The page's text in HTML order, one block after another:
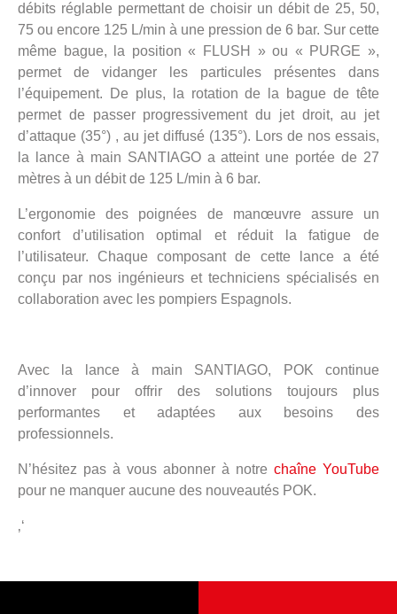
débits réglable permettant de choisir un débit de 25, 50,
75 ou encore 125 L/min à une pression de 6 bar. Sur cette
même bague, la position « FLUSH » ou « PURGE »,
permet de vidanger les particules présentes dans
l’équipement. De plus, la rotation de la bague de tête
permet de passer progressivement du jet droit, au jet
d’attaque (35°) , au jet diffusé (135°). Lors de nos essais,
la lance à main SANTIAGO a atteint une portée de 27
mètres à un débit de 125 L/min à 6 bar.
L’ergonomie des poignées de manœuvre assure un
confort d’utilisation optimal et réduit la fatigue de
l’utilisateur. Chaque composant de cette lance a été
conçu par nos ingénieurs et techniciens spécialisés en
collaboration avec les pompiers Espagnols.
Avec la lance à main SANTIAGO, POK continue
d’innover pour offrir des solutions toujours plus
performantes et adaptées aux besoins des
professionnels.
N’hésitez pas à vous abonner à notre chaîne YouTube
pour ne manquer aucune des nouveautés POK.
‚‘